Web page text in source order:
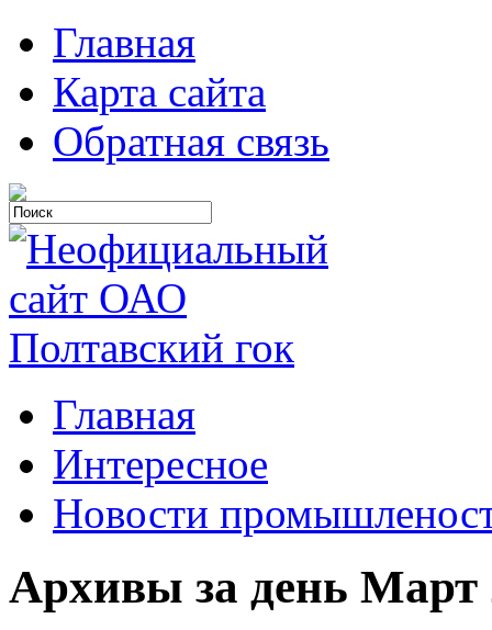
Главная
Карта сайта
Обратная связь
Главная
Интересное
Новости
Архивы за день Март